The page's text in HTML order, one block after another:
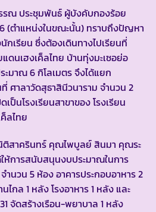
ประชุมพันธ์ ผู้บังคับกองร้อย
(ตำแหน่งในขณะนั้น) ทราบถึงปัญหา
กเรียน ซึ่งต้องเดินทางไปเรียนที่
แดนเฮงเค็ลไทย บ้านทุ่งมะเซอย่อ
ะมาณ 6 กิโลเมตร จึงได้แยก
ศาลาวัดสุธาสินีวนาราม จำนวน 2
ป็นโรงเรียนสาขาของ โรงเรียน
ลไทย
าครินทร์ คุณไพบูลย์ สินมา คุณระ
การสนับสนุนงบประมาณในการ
ำนวน 5 ห้อง อาคารประกอบอาหาร 2
กล 1 หลัง โรงอาหาร 1 หลัง และ
จัดสร้างเรือน-พยาบาล 1 หลัง